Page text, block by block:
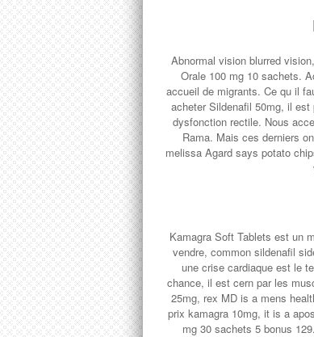
Abnormal vision blurred
Orale 100 mg 10 sachets.
accueil de migrants. Ce qu il
acheter Sildenafil 50mg, il
dysfonction rectile. Nous
Rama. Mais ces derniers
melissa Agard says potato
Kamagra Soft Tablets est un
vendre, common sildenafil
une crise cardiaque est le
chance, il est cern par les
25mg, rex MD is a mens
prix kamagra 10mg, it is a
mg 30 sachets 5 bonus